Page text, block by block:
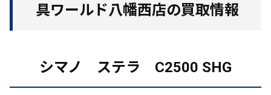
具ワールド八幡西店の買取情報
シマノ ステラ C2500 SHG